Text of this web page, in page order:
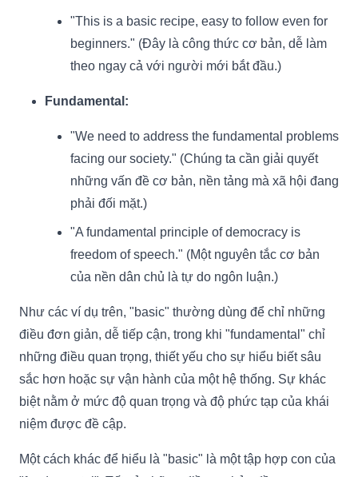
"This is a basic recipe, easy to follow even for
beginners." (Đây là công thức cơ bản, dễ làm
theo ngay cả với người mới bắt đầu.)
Fundamental:
"We need to address the fundamental problems
facing our society." (Chúng ta cần giải quyết
những vấn đề cơ bản, nền tảng mà xã hội đang
phải đối mặt.)
"A fundamental principle of democracy is
freedom of speech." (Một nguyên tắc cơ bản
của nền dân chủ là tự do ngôn luận.)
Như các ví dụ trên, "basic" thường dùng để chỉ những
điều đơn giản, dễ tiếp cận, trong khi "fundamental" chỉ
những điều quan trọng, thiết yếu cho sự hiểu biết sâu
sắc hơn hoặc sự vận hành của một hệ thống. Sự khác
biệt nằm ở mức độ quan trọng và độ phức tạp của khái
niệm được đề cập.
Một cách khác để hiểu là "basic" là một tập hợp con của